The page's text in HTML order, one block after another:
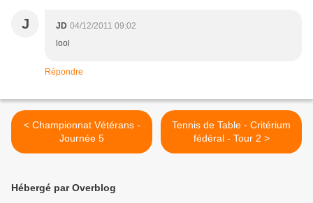
J JD 04/12/2011 09:02
lool
Répondre
< Championnat Vétérans -
Journée 5
Tennis de Table - Critérium
fédéral - Tour 2 >
Hébergé par Overblog